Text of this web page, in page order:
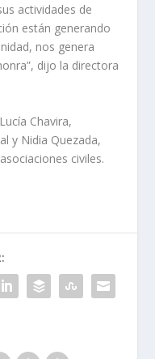
actividades de
están generando
nos genera
dijo la directora
Chavira,
y Nidia Quezada,
civiles.